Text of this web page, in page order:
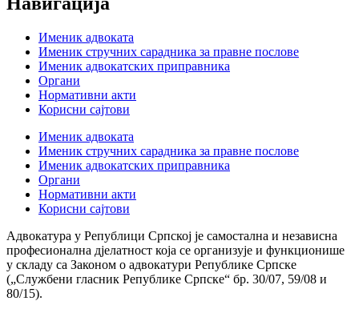
Именик адвоката
Именик стручних сарадника за правне послове
Именик адвокатских приправника
Органи
Нормативни акти
Корисни сајтови
Именик адвоката
Именик стручних сарадника за правне послове
Именик адвокатских приправника
Органи
Нормативни акти
Корисни сајтови
Адвокатура у Републици Српској је самостална и независна
професионална дјелатност која се организује и функционише
у складу са Законом о адвокатури Републике Српске
(„Службени гласник Републике Српске“ бр. 30/07, 59/08 и
80/15).